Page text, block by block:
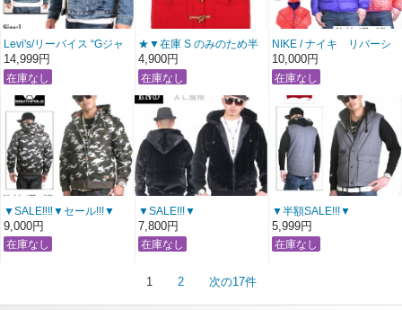
Levi's/リーバイス “Gジャ
ン” 裏ボアジャケット
【ヴィンテージデニムウ
ォッシュ】〔 アメージン
グ 服 〕
14,999円
★▼在庫 S のみのため半
額50％OFF SALE!!!▼★
BLACKCARD / ブラック
カード トグルボタン ベス
ト
【レッド】
〔 アメージング 服 〕
4,900円
NIKE / ナイキ リバーシ
ブル ナイロン中綿ジャケ
ット
【パープルｘオレンジレ
ッド】
〔 アメージング 服 〕
10,000円
▼SALE‼‼▼セール!!!▼
SOUTH POLE/サウスポー
ル
迷彩 中綿 フードダックジ
9,000円
▼SALE!!!▼
RICHEND 別注 フェイク
ファーボアフードジャケ
ット
プ】
《411掲載商品》
7,800円
▼半額SALE!!!▼
Levi's/リーバイス ベスト -
BARSTOW WESTERN-
【中綿：スモークグレ
5,999円
1 2 次の17件